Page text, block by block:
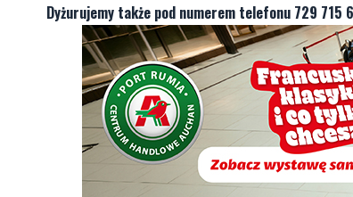
Dyżurujemy także pod numerem telefonu 729 715